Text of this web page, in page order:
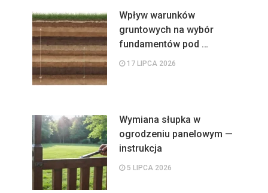
Wpływ warunków
gruntowych na wybór
fundamentów pod …
17 LIPCA 2026
Wymiana słupka w
ogrodzeniu panelowym —
instrukcja
5 LIPCA 2026